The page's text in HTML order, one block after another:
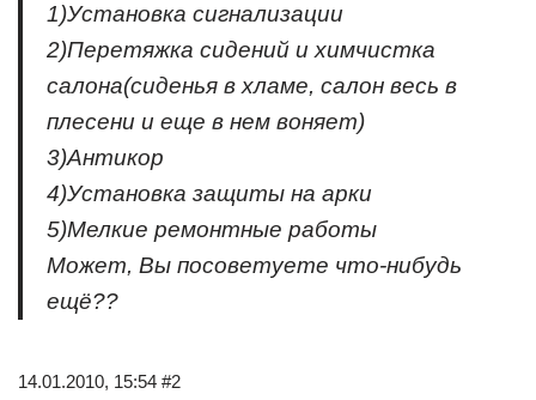
1)Установка сигнализации
2)Перетяжка сидений и химчистка
салона(сиденья в хламе, салон весь в
плесени и еще в нем воняет)
3)Антикор
4)Установка защиты на арки
5)Мелкие ремонтные работы
Может, Вы посоветуете что-нибудь
ещё??
14.01.2010, 15:54 #2